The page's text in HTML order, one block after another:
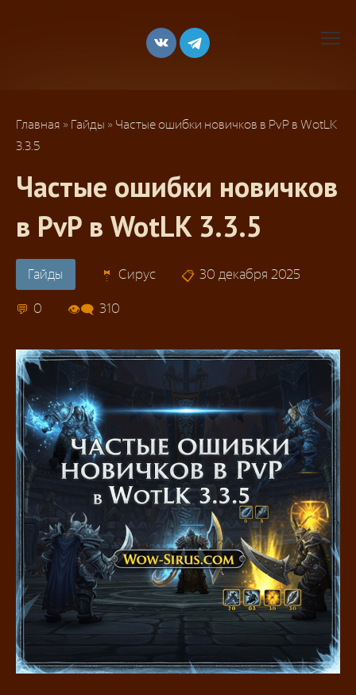
Главная » Гайды » Частые ошибки новичков в PvP в WotLK
3.3.5
Частые ошибки новичков
в PvP в WotLK 3.3.5
Гайды Сирус 30 декабря 2025
0 310